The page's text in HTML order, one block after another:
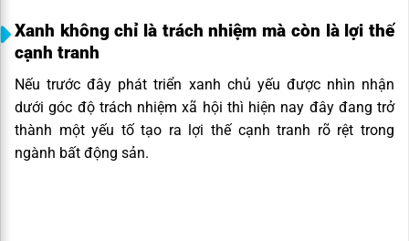
Xanh không chỉ là trách nhiệm mà còn là lợi thế
cạnh tranh
Nếu trước đây phát triển xanh chủ yếu được nhìn nhận
dưới góc độ trách nhiệm xã hội thì hiện nay đây đang trở
thành một yếu tố tạo ra lợi thế cạnh tranh rõ rệt trong
ngành bất động sản.